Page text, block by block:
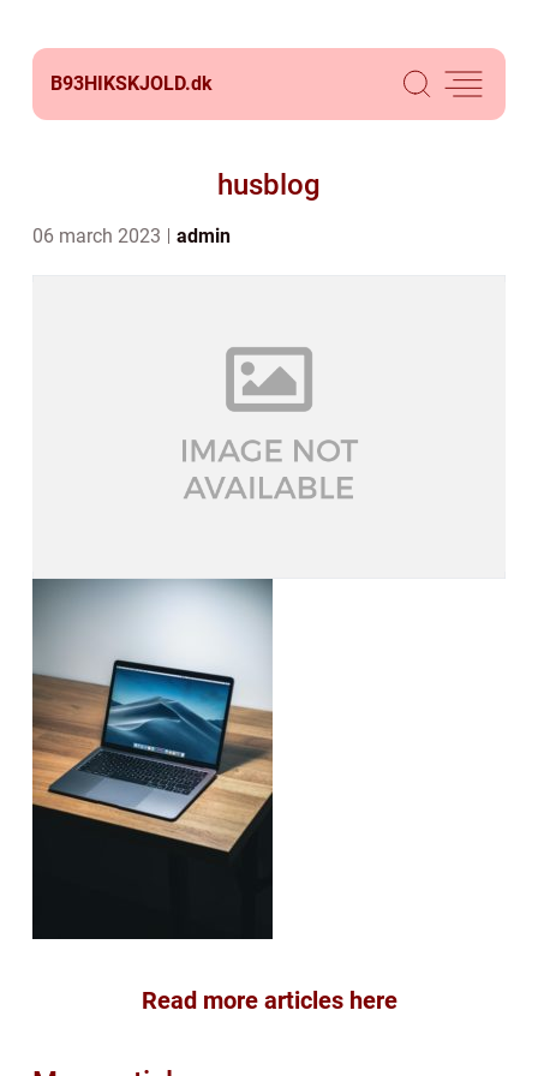
B93HIKSKJOLD.dk
husblog
06 march 2023 admin
Read more articles here